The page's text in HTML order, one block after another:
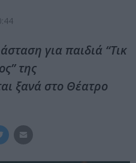
για παιδιά “Τικ
της
ξανά στο Θέατρο